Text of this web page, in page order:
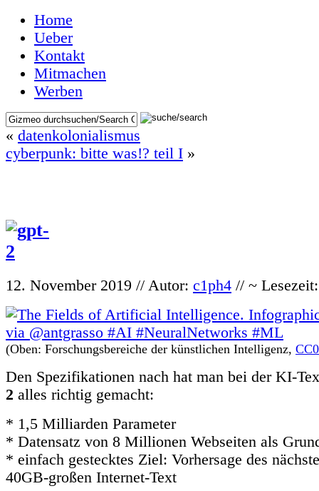
Home
Ueber
Kontakt
Mitmachen
Werben
« datenkolonialismus
cyberpunk: bitte was!? teil I »
12. November 2019 // Autor: c1ph4 // ~
(Oben: Forschungsbereiche der künstlichen Intelligenz,
Den Spezifikationen nach hat man bei der KI-
2 alles richtig gemacht:
* 1,5 Milliarden Parameter
* Datensatz von 8 Millionen Webseiten als
* einfach gestecktes Ziel: Vorhersage des
40GB-großen Internet-Text